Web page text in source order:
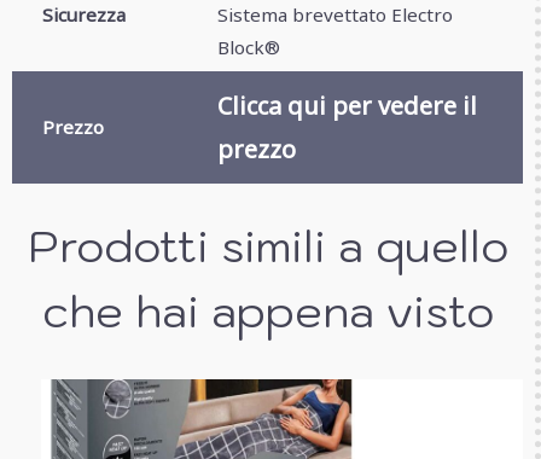
Sicurezza
Sistema brevettato Electro
Block®
Prezzo
Clicca qui per vedere il
prezzo
Prodotti simili a quello
che hai appena visto